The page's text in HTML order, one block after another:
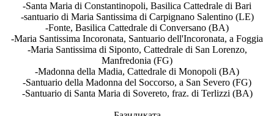
-Santa Maria di Constantinopoli, Basilica Cattedrale di Bari
-santuario di Maria Santissima di Carpignano Salentino (LE)
-Fonte, Basilica Cattedrale di Conversano (BA)
-Maria Santissima Incoronata, Santuario dell'Incoronata, a Foggia
-Maria Santissima di Siponto, Cattedrale di San Lorenzo,
Manfredonia (FG)
-Madonna della Madia, Cattedrale di Monopoli (BA)
-Santuario della Madonna del Soccorso, a San Severo (FG)
-Santuario di Santa Maria di Sovereto, fraz. di Terlizzi (BA)